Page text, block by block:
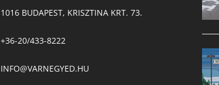
1016 BUDAPEST, KRISZTINA KRT. 73.
+36-20/433-8222
INFO@VARNEGYED.HU